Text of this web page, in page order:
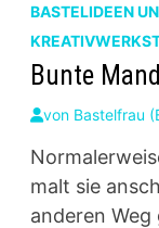
BASTELIDEEN
Bunte
von Bastelfrau
malt sie
anderen